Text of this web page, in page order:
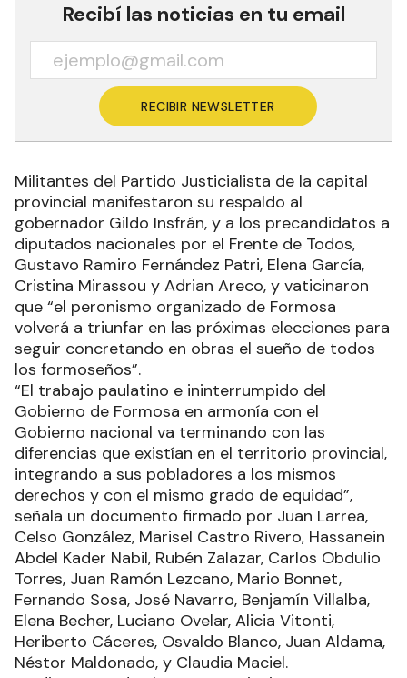
Recibí las noticias en tu email
RECIBIR NEWSLETTER
Militantes del Partido Justicialista de la capital
provincial manifestaron su respaldo al
gobernador Gildo Insfrán, y a los precandidatos a
diputados nacionales por el Frente de Todos,
Gustavo Ramiro Fernández Patri, Elena García,
Cristina Mirassou y Adrian Areco, y vaticinaron
que “el peronismo organizado de Formosa
volverá a triunfar en las próximas elecciones para
seguir concretando en obras el sueño de todos
los formoseños”.
“El trabajo paulatino e ininterrumpido del
Gobierno de Formosa en armonía con el
Gobierno nacional va terminando con las
diferencias que existían en el territorio provincial,
integrando a sus pobladores a los mismos
derechos y con el mismo grado de equidad”,
señala un documento firmado por Juan Larrea,
Celso González, Marisel Castro Rivero, Hassanein
Abdel Kader Nabil, Rubén Zalazar, Carlos Obdulio
Torres, Juan Ramón Lezcano, Mario Bonnet,
Fernando Sosa, José Navarro, Benjamín Villalba,
Elena Becher, Luciano Ovelar, Alicia Vitonti,
Heriberto Cáceres, Osvaldo Blanco, Juan Aldama,
Néstor Maldonado, y Claudia Maciel.